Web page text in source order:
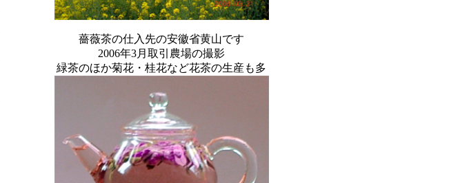
薔薇茶の仕入先の安徽省黄山です
2006年3月取引農場の撮影
緑茶のほか菊花・桂花など花茶の生産も多